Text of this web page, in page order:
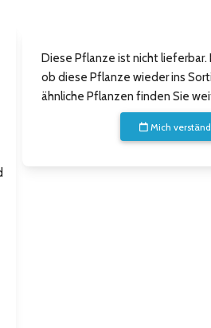
Diese Pflanze ist nicht
ob diese Pflanze wieder ins
ähnliche Pflanzen finden Sie
Mich